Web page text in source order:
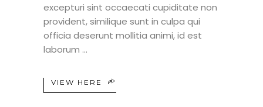
excepturi sint occaecati cupiditate non
provident, similique sunt in culpa qui
officia deserunt mollitia animi, id est
laborum
VIEW HERE